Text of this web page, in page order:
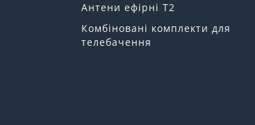
Антени ефірні Т2
Комбіновані комплекти для
телебачення